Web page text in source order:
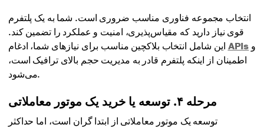
انتخاب مجموعه فناوری مناسب ضروری است. شما به یک پلتفرم
قوی نیاز دارید که مقیاس‌پذیری، امنیت و عملکرد را تضمین کند.
APIs
اطمینان از اینکه پلتفرم قادر به مدیریت حجم بالای ترافیک است،
می‌شود.
مرحله ۴. توسعه یا خرید یک موتور معاملاتی
توسعه یک موتور معاملاتی از ابتدا گران است، اما حداکثر